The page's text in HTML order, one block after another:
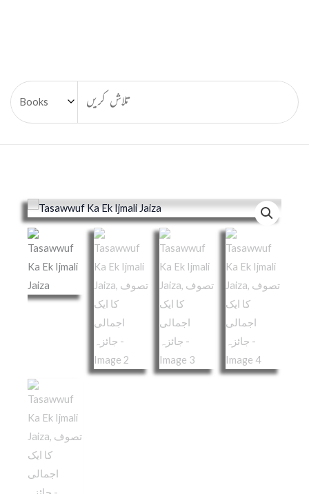
Ijmali
Jaiza,
تصوف
quantity